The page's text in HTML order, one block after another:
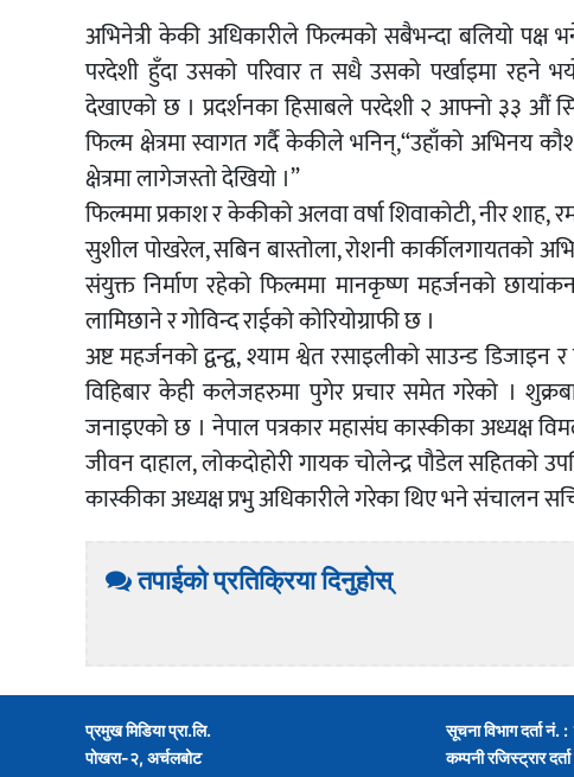
अभिनेत्री केकी अधिकारीले फिल्मको सबैभन्दा बलियो
परदेशी हुँदा उसको परिवार त सधै उसको पर्खाइमा रहने
देखाएको छ । प्रदर्शनका हिसाबले परदेशी २ आफ्नो ३३ औं
फिल्म क्षेत्रमा स्वागत गर्दै केकीले भनिन्,“उहाँको अभिनय
क्षेत्रमा लागेजस्तो देखियो ।”
फिल्ममा प्रकाश र केकीको अलवा वर्षा शिवाकोटी, नीर शाह,
सुशील पोखरेल, सबिन बास्तोला, रोशनी कार्कीलगायतको
संयुक्त निर्माण रहेको फिल्ममा मानकृष्ण महर्जनको
लामिछाने र गोविन्द राईको कोरियोग्राफी छ ।
अष्ट महर्जनको द्वन्द्व, श्याम श्वेत रसाइलीको साउन्ड
विहिबार केही कलेजहरुमा पुगेर प्रचार समेत गरेको ।
जनाइएको छ । नेपाल पत्रकार महासंघ कास्कीका अध्यक्ष
जीवन दाहाल, लोकदोहोरी गायक चोलेन्द्र पौडेल सहितको
कास्कीका अध्यक्ष प्रभु अधिकारीले गरेका थिए भने संचालन
तपाईको प्रतिक्रिया दिनुहोस्
प्रमुख मिडिया प्रा.लि.
पोखरा-२, अर्चलबोट
सूचना विभाग दर्ता
कम्पनी रजिस्ट्रार